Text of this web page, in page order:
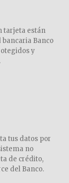
tarjeta están
Banco
y
tus datos por
no
de crédito,
del Banco.